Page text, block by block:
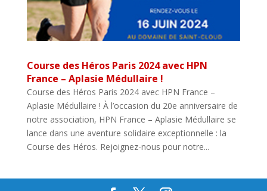
Course des Héros Paris 2024 avec HPN
France – Aplasie Médullaire !
Course des Héros Paris 2024 avec HPN France –
Aplasie Médullaire ! À l’occasion du 20e anniversaire de
notre association, HPN France – Aplasie Médullaire se
lance dans une aventure solidaire exceptionnelle : la
Course des Héros. Rejoignez-nous pour notre...